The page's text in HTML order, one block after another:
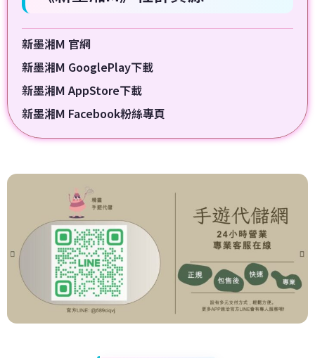
新墨湘M 官網
新墨湘M GooglePlay下載
新墨湘M AppStore下載
新墨湘M Facebook粉絲專頁